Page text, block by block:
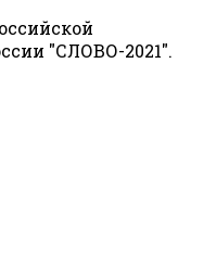
"СЛОВО-2021".